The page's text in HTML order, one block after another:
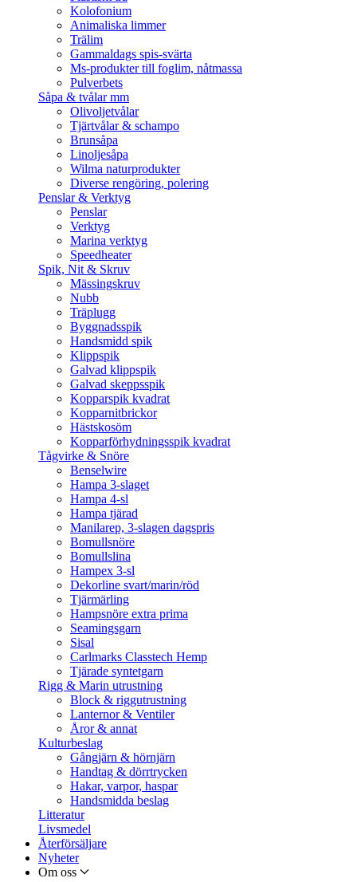
Kolofonium
Animaliska limmer
Trälim
Gammaldags spis-svärta
Ms-produkter till foglim, nåtmassa
Pulverbets
Såpa & tvålar mm
Olivoljetvålar
Tjärtvålar & schampo
Brunsåpa
Linoljesåpa
Wilma naturprodukter
Diverse rengöring, polering
Penslar & Verktyg
Penslar
Verktyg
Marina verktyg
Speedheater
Spik, Nit & Skruv
Mässingskruv
Nubb
Träplugg
Byggnadsspik
Handsmidd spik
Klippspik
Galvad klippspik
Galvad skeppsspik
Kopparspik kvadrat
Kopparnitbrickor
Hästskosöm
Kopparförhydningsspik kvadrat
Tågvirke & Snöre
Benselwire
Hampa 3-slaget
Hampa 4-sl
Hampa tjärad
Manilarep, 3-slagen dagspris
Bomullsnöre
Bomullslina
Hampex 3-sl
Dekorline svart/marin/röd
Tjärmärling
Hampsnöre extra prima
Seamingsgarn
Sisal
Carlmarks Classtech Hemp
Tjärade syntetgarn
Rigg & Marin utrustning
Block & riggutrustning
Lanternor & Ventiler
Åror & annat
Kulturbeslag
Gångjärn & hörnjärn
Handtag & dörrtrycken
Hakar, varpor, haspar
Handsmidda beslag
Litteratur
Livsmedel
Återförsäljare
Nyheter
Om oss